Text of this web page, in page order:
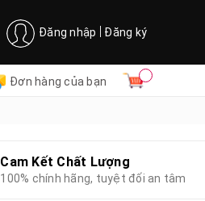
Đăng nhập Đăng ký
Đơn hàng của bạn
Cam Kết Chất Lượng
100% chính hãng, tuyệt đối an tâm